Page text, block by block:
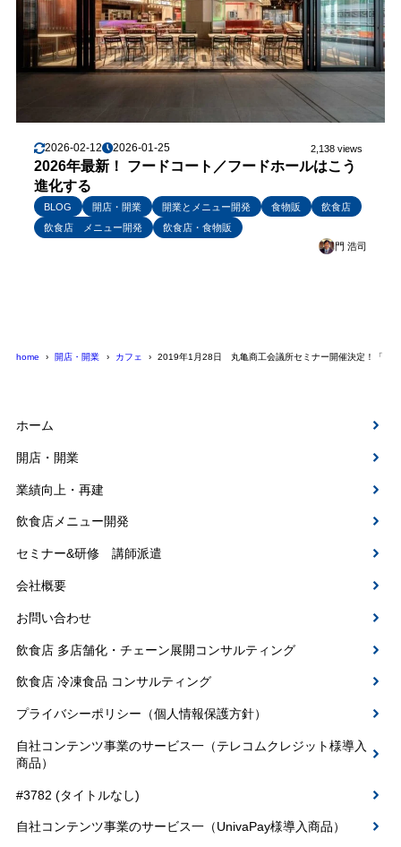
2026-02-12 2026-01-25 2,138 views
2026年最新！ フードコート／フードホールはこう
進化する
BLOG 開店・開業 開業とメニュー開発 食物販
飲食店
飲食店 メニュー開発
飲食店・食物販
門 浩司
home 開店・開業 カフェ 2019年1月28日 丸亀商工会議所セミナー開催決定！「 カ
ホーム
開店・開業
業績向上・再建
飲食店メニュー開発
セミナー&研修 講師派遣
会社概要
お問い合わせ
飲食店 多店舗化・チェーン展開コンサルティング
飲食店 冷凍食品 コンサルティング
プライバシーポリシー（個人情報保護方針）
自社コンテンツ事業のサービス一（テレコムクレジット様導入
商品）
#3782 (タイトルなし)
自社コンテンツ事業のサービス一（UnivaPay様導入商品）